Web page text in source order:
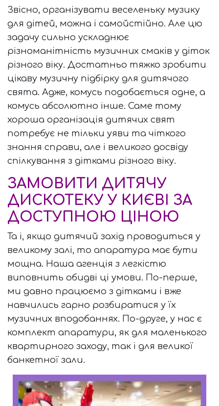
Звісно, організувати веселеньку музику
для дітей, можна і самойстійно. Але цю
задачу сильно ускладнює
різноманітність музичних смаків у діток
різного віку. Достатньо тяжко зробити
цікаву музичну підбірку для дитячого
свята. Адже, комусь подобається одне, а
комусь абсолютно інше. Саме тому
хороша організація дитячих свят
потребує не тільки уяви та чіткого
знання справи, але і великого досвіду
спілкування з дітками різного віку.
ЗАМОВИТИ ДИТЯЧУ
ДИСКОТЕКУ У КИЄВІ ЗА
ДОСТУПНОЮ ЦІНОЮ
Та і, якщо дитячий захід проводиться у
великому залі, то апаратура має бути
мощна. Наша агенція з легкістю
виповнить обидві ці умови. По-перше,
ми давно працюємо з дітками і вже
навчились гарно розбиратися у їх
музичних вподобаннях. По-друге, у нас є
комплект апаратури, як для маленького
квартирного заходу, так і для великої
банкетної зали.